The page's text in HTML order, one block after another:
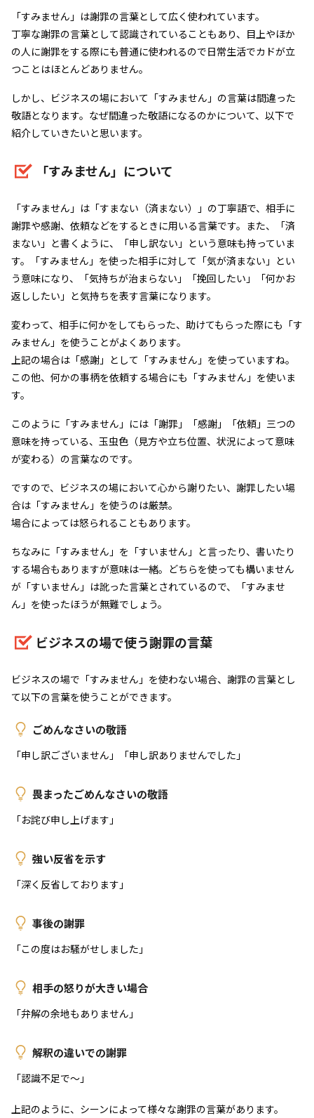
「すみません」は謝罪の言葉として広く使われています。
丁寧な謝罪の言葉として認識されていることもあり、目上やほか
の人に謝罪をする際にも普通に使われるので日常生活でカドが立
つことはほとんどありません。
しかし、ビジネスの場において「すみません」の言葉は間違った
敬語となります。なぜ間違った敬語になるのかについて、以下で
紹介していきたいと思います。
「すみません」について
「すみません」は「すまない（済まない）」の丁寧語で、相手に
謝罪や感謝、依頼などをするときに用いる言葉です。また、「済
まない」と書くように、「申し訳ない」という意味も持っていま
す。「すみません」を使った相手に対して「気が済まない」とい
う意味になり、「気持ちが治まらない」「挽回したい」「何かお
返ししたい」と気持ちを表す言葉になります。
変わって、相手に何かをしてもらった、助けてもらった際にも「す
みません」を使うことがよくあります。
上記の場合は「感謝」として「すみません」を使っていますね。
この他、何かの事柄を依頼する場合にも「すみません」を使いま
す。
このように「すみません」には「謝罪」「感謝」「依頼」三つの
意味を持っている、玉虫色（見方や立ち位置、状況によって意味
が変わる）の言葉なのです。
ですので、ビジネスの場において心から謝りたい、謝罪したい場
合は「すみません」を使うのは厳禁。
場合によっては怒られることもあります。
ちなみに「すみません」を「すいません」と言ったり、書いたり
する場合もありますが意味は一緒。どちらを使っても構いません
が「すいません」は訛った言葉とされているので、「すみませ
ん」を使ったほうが無難でしょう。
ビジネスの場で使う謝罪の言葉
ビジネスの場で「すみません」を使わない場合、謝罪の言葉とし
て以下の言葉を使うことができます。
ごめんなさいの敬語
「申し訳ございません」「申し訳ありませんでした」
畏まったごめんなさいの敬語
「お詫び申し上げます」
強い反省を示す
「深く反省しております」
事後の謝罪
「この度はお騒がせしました」
相手の怒りが大きい場合
「弁解の余地もありません」
解釈の違いでの謝罪
「認識不足で～」
上記のように、シーンによって様々な謝罪の言葉があります。